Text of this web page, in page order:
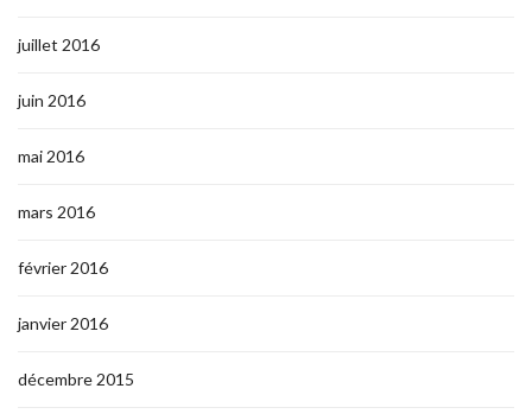
juillet 2016
juin 2016
mai 2016
mars 2016
février 2016
janvier 2016
décembre 2015